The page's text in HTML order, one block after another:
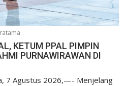
KETUM PPAL PIMPIN
PURNAWIRAWAN DI
7 Agustus 2026,—- Menjelang